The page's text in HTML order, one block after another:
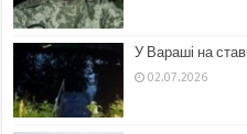
У Вараші на
02.07.2026